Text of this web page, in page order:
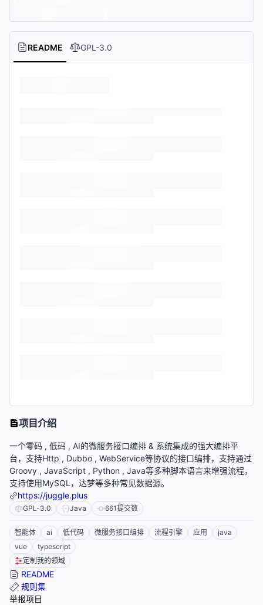
README GPL-3.0
项目介绍
一个零码 , 低码 , AI的微服务接口编排 & 系统集成的强大编排平
台，支持Http , Dubbo , WebService等协议的接口编排，支持通过
Groovy , JavaScript , Python , Java等多种脚本语言来增强流程，
支持使用MySQL，达梦等多种常见数据源。
https://juggle.plus
GPL-3.0 Java 661提交数
智能体 ai 低代码 微服务接口编排 流程引擎 应用
java
vue
typescript
定制我的领域
README
规则集
举报项目